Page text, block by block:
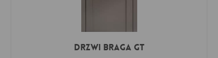
Drzwi Braga GT